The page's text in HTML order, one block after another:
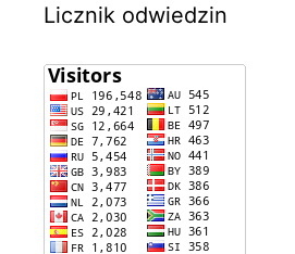
Licznik odwiedzin